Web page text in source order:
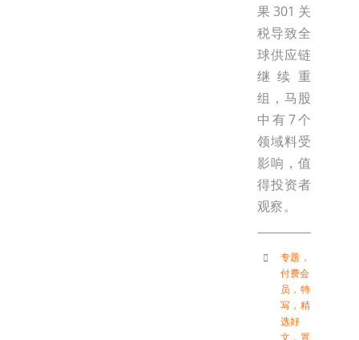
果301关
税导致全
球供应链
继续重
组，马股
中有7个
领域料受
影响，值
得投资者
观察。
专题 ，
付费会
员 ， 特
写 ， 精
选好